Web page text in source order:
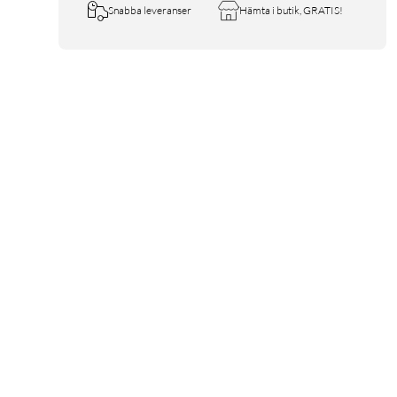
Snabba leveranser Hämta i butik, GRATIS!